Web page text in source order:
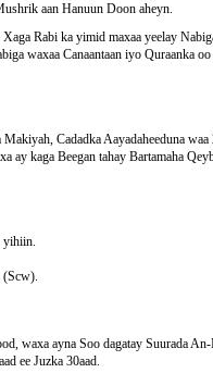
aan Hanuun Doon aheyn.
Rabi ka yimid maxaa yeelay
waxaa Canaantaan iyo Quraanka
Cadadka Aayadaheeduna
kaga Beegan tahay Bartamaha
yihiin.
(Scw).
waxa ayna Soo dagatay Suurada
ee Juzka 30aad.